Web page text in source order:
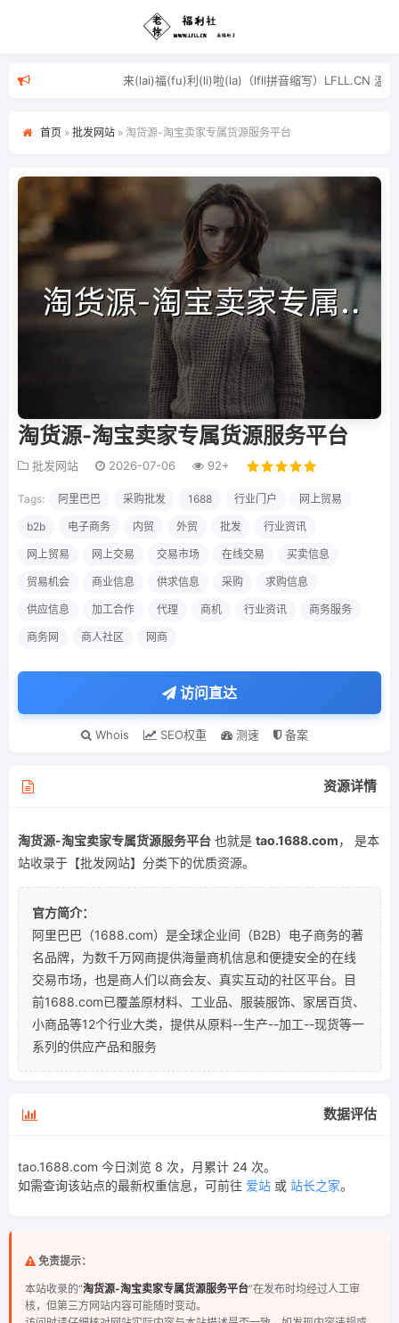
来(lai)福(fu)利(li)啦(la)（lfll拼音缩写）LFLL.CN 温馨
首页 » 批发网站 » 淘货源-淘宝卖家专属货源服务平台
淘货源-淘宝卖家专属货源服务平台
批发网站 2026-07-06 92+
Tags: 阿里巴巴 采购批发 1688 行业门户 网上贸易
b2b 电子商务 内贸 外贸 批发 行业资讯
网上贸易 网上交易 交易市场 在线交易 买卖信息
贸易机会 商业信息 供求信息 采购 求购信息
供应信息 加工合作 代理 商机 行业资讯 商务服务
商务网 商人社区 网商
访问直达
Whois SEO权重 测速 备案
资源详情
淘货源-淘宝卖家专属货源服务平台 也就是 tao.1688.com， 是本
站收录于【批发网站】分类下的优质资源。
官方简介：
阿里巴巴（1688.com）是全球企业间（B2B）电子商务的著
名品牌，为数千万网商提供海量商机信息和便捷安全的在线
交易市场，也是商人们以商会友、真实互动的社区平台。目
前1688.com已覆盖原材料、工业品、服装服饰、家居百货、
小商品等12个行业大类，提供从原料--生产--加工--现货等一
系列的供应产品和服务
数据评估
tao.1688.com 今日浏览 8 次，月累计 24 次。
如需查询该站点的最新权重信息，可前往 爱站 或 站长之家。
免责提示：
本站收录的“淘货源-淘宝卖家专属货源服务平台”在发布时均经过人工审
核，但第三方网站内容可能随时变动。